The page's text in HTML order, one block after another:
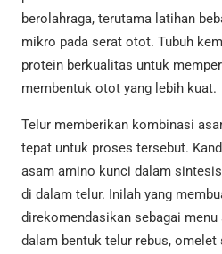
berolahraga, terutama latihan
mikro pada serat otot. Tubuh
protein berkualitas untuk
membentuk otot yang lebih kuat.
Telur memberikan kombinasi
tepat untuk proses tersebut.
asam amino kunci dalam
di dalam telur. Inilah yang
direkomendasikan sebagai
dalam bentuk telur rebus, omelet